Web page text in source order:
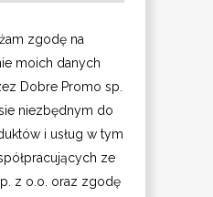
zgodę na
moich danych
Dobre Promo sp.
niezbędnym do
i usług w tym
ze
z o.o. oraz zgodę